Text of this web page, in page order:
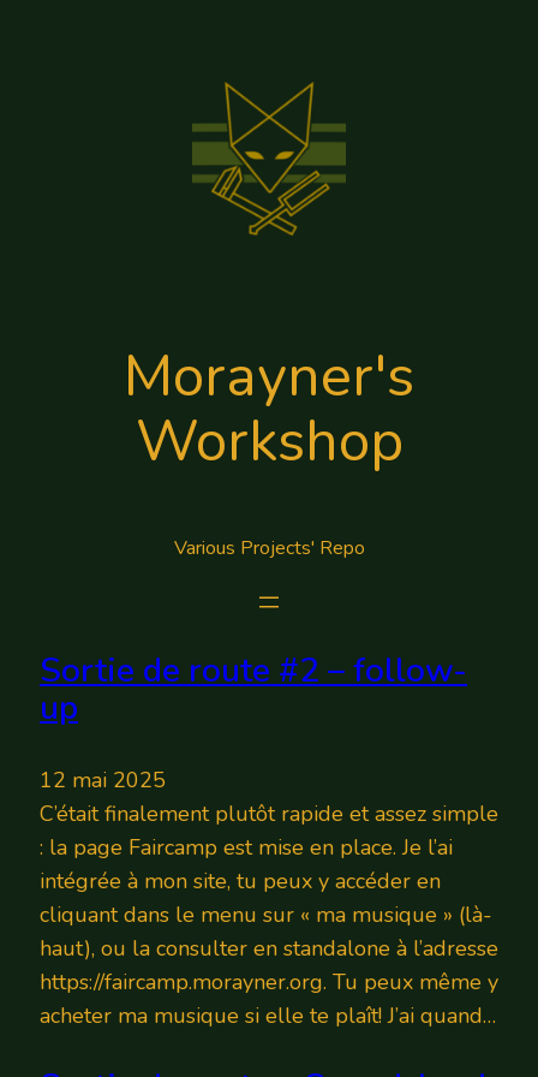
Morayner's
Workshop
Various Projects' Repo
Sortie de route #2 – follow-
up
12 mai 2025
C’était finalement plutôt rapide et assez simple
: la page Faircamp est mise en place. Je l’ai
intégrée à mon site, tu peux y accéder en
cliquant dans le menu sur « ma musique » (là-
haut), ou la consulter en standalone à l’adresse
https://faircamp.morayner.org. Tu peux même y
acheter ma musique si elle te plaît! J’ai quand…